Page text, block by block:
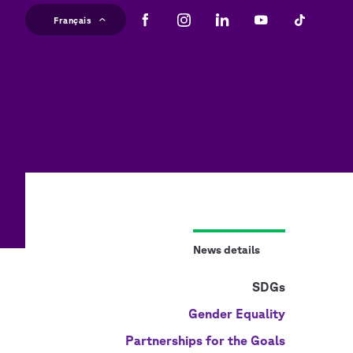
Aller
Français
News details
SDGs
Gender Equality
Partnerships for the Goals